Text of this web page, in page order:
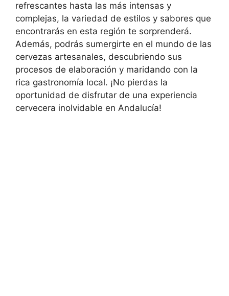
refrescantes hasta las más intensas y
complejas, la variedad de estilos y sabores que
encontrarás en esta región te sorprenderá.
Además, podrás sumergirte en el mundo de las
cervezas artesanales, descubriendo sus
procesos de elaboración y maridando con la
rica gastronomía local. ¡No pierdas la
oportunidad de disfrutar de una experiencia
cervecera inolvidable en Andalucía!